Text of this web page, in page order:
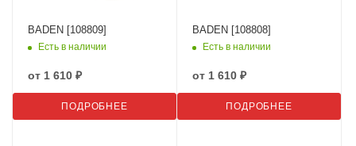
BADEN [108809]
Есть в наличии
от 1 610 ₽
ПОДРОБНЕЕ
BADEN [108808]
Есть в наличии
от 1 610 ₽
ПОДРОБНЕЕ